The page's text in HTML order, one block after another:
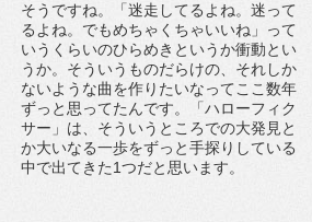
そうですね。「迷走してるよね。迷って
るよね。でもめちゃくちゃいいね」って
いうくらいのひらめきというか衝動とい
うか。そういうものだらけの、それしか
ないような曲を作りたいなってここ数年
ずっと思ってたんです。「ハローフィク
サー」は、そういうところでの大発見と
か大いなる一歩をずっと手探りしている
中で出てきた1つだと思います。